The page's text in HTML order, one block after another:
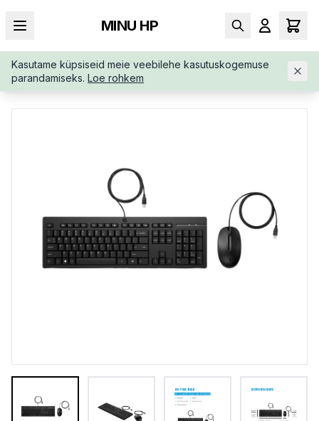
MINU HP
Kasutame küpsiseid meie veebilehe kasutuskogemuse
parandamiseks. Loe rohkem
AVALEHT / SISENDSEADMED /
HP-225-USB-
WIRED-MOUSE-286J4AAABB